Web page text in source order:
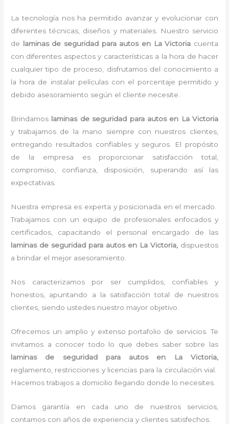
La tecnología nos ha permitido avanzar y evolucionar con
diferentes técnicas, diseños y materiales. Nuestro servicio
de laminas de seguridad para autos en La Victoria cuenta
con diferentes aspectos y características a la hora de hacer
cualquier tipo de proceso, disfrutamos del conocimiento a
la hora de instalar películas con el porcentaje permitido y
debido asesoramiento según el cliente necesite.
Brindamos laminas de seguridad para autos en La Victoria
y trabajamos de la mano siempre con nuestros clientes,
entregando resultados confiables y seguros. El propósito
de la empresa es proporcionar satisfacción total,
compromiso, confianza, disposición, superando así las
expectativas.
Nuestra empresa es experta y posicionada en el mercado.
Trabajamos con un equipo de profesionales enfocados y
certificados, capacitando el personal encargado de las
laminas de seguridad para autos en La Victoria, dispuestos
a brindar el mejor asesoramiento.
Nos caracterizamos por ser cumplidos, confiables y
honestos, apuntando a la satisfacción total de nuestros
clientes, siendo ustedes nuestro mayor objetivo.
Ofrecemos un amplio y extenso portafolio de servicios. Te
invitamos a conocer todo lo que debes saber sobre las
laminas de seguridad para autos en La Victoria,
reglamento, restricciones y licencias para la circulación vial.
Hacemos trabajos a domicilio llegando donde lo necesites.
Damos garantía en cada uno de nuestros servicios,
contamos con años de experiencia y clientes satisfechos.